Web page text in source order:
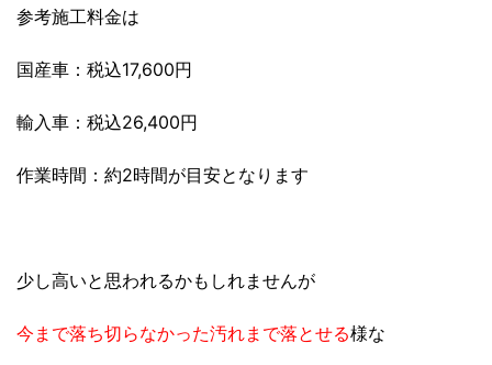
参考施工料金は
国産車：税込17,600円
輸入車：税込26,400円
作業時間：約2時間が目安となります
少し高いと思われるかもしれませんが
今まで落ち切らなかった汚れまで落とせる様な